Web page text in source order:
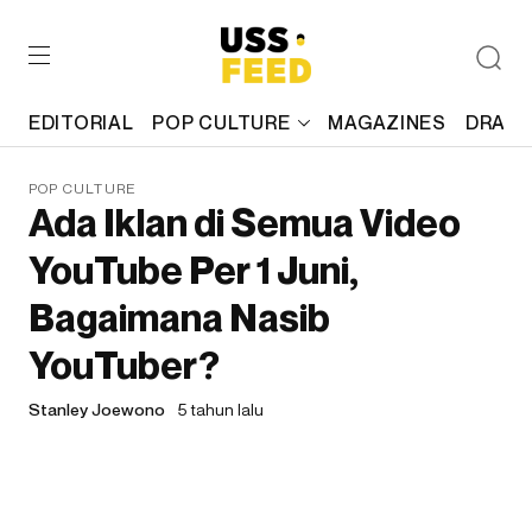
EDITORIAL POP CULTURE MAGAZINES
POP CULTURE
Ada Iklan di Semua Video
YouTube Per 1 Juni,
Bagaimana Nasib
YouTuber?
Stanley Joewono 5 tahun lalu